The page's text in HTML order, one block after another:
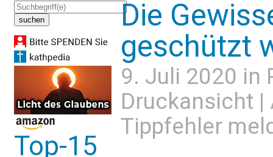
Top-15
Die
geschützt
9. Juli 2020 in
Druckansicht |
Tippfehler